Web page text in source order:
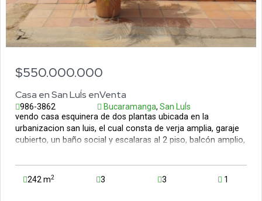
$550.000.000
Casa en San LuÍs enVenta
986-3862 Bucaramanga, San LuÍs
vendo casa esquinera de dos plantas ubicada en la
urbanizacion san luis, el cual consta de verja amplia, garaje
cubierto, un baño social y escalaras al 2 piso, balcón amplio,
ropas. adicionalmente cuenta con un apartamento con
entrada y servicios independientes al costado derecho del
242 m2 3 3 1